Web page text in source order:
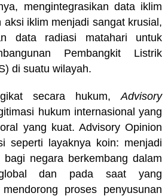
mengintegrasikan data iklim
aksi iklim menjadi sangat krusial,
data radiasi matahari untuk
Pembangkit Listrik
di suatu wilayah.
secara hukum,Advisory
hukum internasional yang
yang kuat. Advisory Opinion
seperti layaknya koin: menjadi
negara berkembang dalam
dan pada saat yang
proses penyusunan